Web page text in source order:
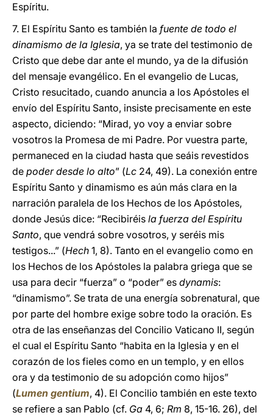
Espíritu.
7. El Espíritu Santo es también la fuente de todo el
dinamismo de la Iglesia, ya se trate del testimonio de
Cristo que debe dar ante el mundo, ya de la difusión
del mensaje evangélico. En el evangelio de Lucas,
Cristo resucitado, cuando anuncia a los Apóstoles el
envío del Espíritu Santo, insiste precisamente en este
aspecto, diciendo: “Mirad, yo voy a enviar sobre
vosotros la Promesa de mi Padre. Por vuestra parte,
permaneced en la ciudad hasta que seáis revestidos
de poder desde lo alto” (Lc 24, 49). La conexión entre
Espíritu Santo y dinamismo es aún más clara en la
narración paralela de los Hechos de los Apóstoles,
donde Jesús dice: “Recibiréis la fuerza del Espíritu
Santo, que vendrá sobre vosotros, y seréis mis
testigos...” (Hech 1, 8). Tanto en el evangelio como en
los Hechos de los Apóstoles la palabra griega que se
usa para decir “fuerza” o “poder” es dynamis:
“dinamismo”. Se trata de una energía sobrenatural, que
por parte del hombre exige sobre todo la oración. Es
otra de las enseñanzas del Concilio Vaticano II, según
el cual el Espíritu Santo “habita en la Iglesia y en el
corazón de los fieles como en un templo, y en ellos
ora y da testimonio de su adopción como hijos”
(Lumen gentium, 4). El Concilio también en este texto
se refiere a san Pablo (cf. Ga 4, 6; Rm 8, 15-16. 26), del